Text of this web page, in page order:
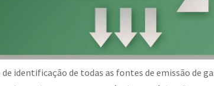
identificação de todas as fontes de emissão de